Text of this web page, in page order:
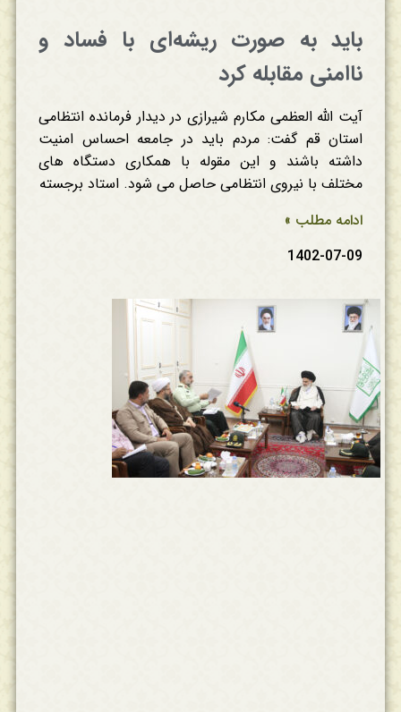
باید به صورت ریشه‌ای با فساد و
ناامنی مقابله کرد
آیت الله العظمی مکارم شیرازی در دیدار فرمانده انتظامی
استان قم گفت: مردم باید در جامعه احساس امنیت
داشته باشند و این مقوله با همکاری دستگاه های
مختلف با نیروی انتظامی حاصل می شود. استاد برجسته
ادامه مطلب »
1402-07-09